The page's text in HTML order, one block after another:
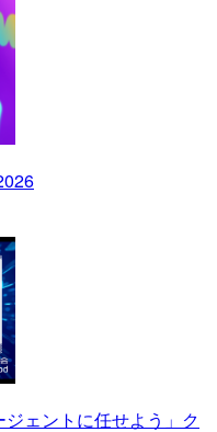
ェントに任せよう」ク